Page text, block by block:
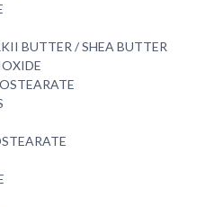
BUTTER / SHEA BUTTER